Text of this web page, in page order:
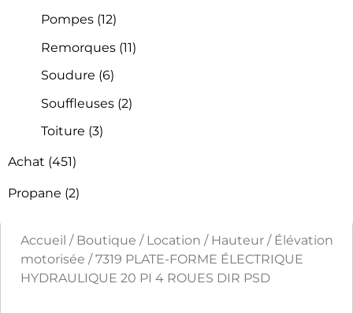
Pompes (12)
Remorques (11)
Soudure (6)
Souffleuses (2)
Toiture (3)
Achat (451)
Propane (2)
Accueil / Boutique / Location / Hauteur / Élévation
motorisée / 7319 PLATE-FORME ÉLECTRIQUE
HYDRAULIQUE 20 PI 4 ROUES DIR PSD